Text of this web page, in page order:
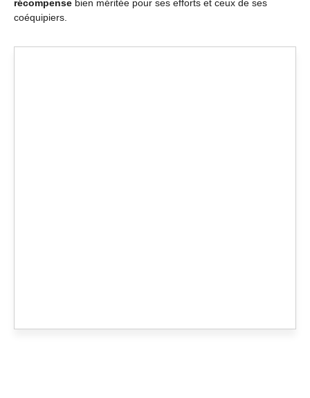
récompense bien méritée pour ses efforts et ceux de ses
coéquipiers.